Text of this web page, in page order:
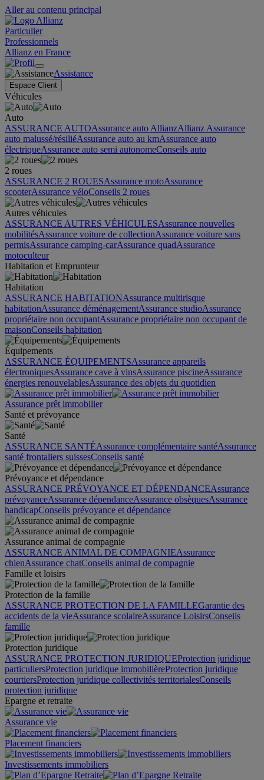
Aller au contenu principal
Particulier
Professionnels
Allianz en France
Assistance
Espace Client
Véhicules
Auto
ASSURANCE AUTOAssurance auto AllianzAllianz Assurance
auto malussé/résiliéAssurance auto au kmAssurance auto
électriqueAssurance auto semi autonomeConseils auto
2 roues
ASSURANCE 2 ROUESAssurance motoAssurance
scooterAssurance véloConseils 2 roues
Autres véhicules
ASSURANCE AUTRES VÉHICULESAssurance nouvelles
mobilitésAssurance voiture de collectionAssurance voiture sans
permisAssurance camping-carAssurance quadAssurance
motoculteur
Habitation et Emprunteur
Habitation
ASSURANCE HABITATIONAssurance multirisque
habitationAssurance déménagementAssurance studioAssurance
propriétaire non occupantAssurance propriétaire non occupant de
maisonConseils habitation
Équipements
ASSURANCE ÉQUIPEMENTSAssurance appareils
électroniquesAssurance cave à vinsAssurance piscineAssurance
énergies renouvelablesAssurance des objets du quotidien
Assurance prêt immobilier
Santé et prévoyance
Santé
ASSURANCE SANTÉAssurance complémentaire santéAssurance
santé frontaliers suissesConseils santé
Prévoyance et dépendance
ASSURANCE PRÉVOYANCE ET DÉPENDANCEAssurance
prévoyanceAssurance dépendanceAssurance obsèquesAssurance
handicapConseils prévoyance et dépendance
Assurance animal de compagnie
ASSURANCE ANIMAL DE COMPAGNIEAssurance
chienAssurance chatConseils animal de compagnie
Famille et loisirs
Protection de la famille
ASSURANCE PROTECTION DE LA FAMILLEGarantie des
accidents de la vieAssurance scolaireAssurance LoisirsConseils
famille
Protection juridique
ASSURANCE PROTECTION JURIDIQUEProtection juridique
particuliersProtection juridique immobilièreProtection juridique
courtiersProtection juridique collectivités territorialesConseils
protection juridique
Epargne et retraite
Assurance vie
Placement financiers
Investissements immobiliers